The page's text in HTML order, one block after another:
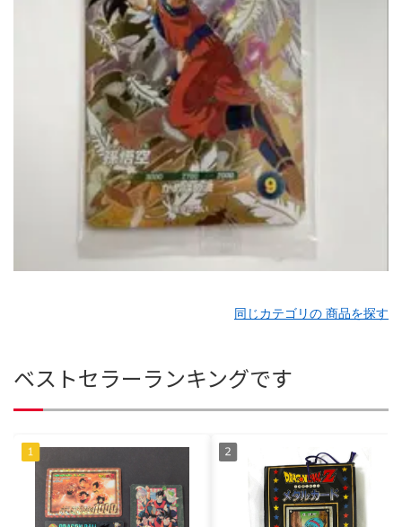
同じカテゴリの 商品を探す
ベストセラーランキングです